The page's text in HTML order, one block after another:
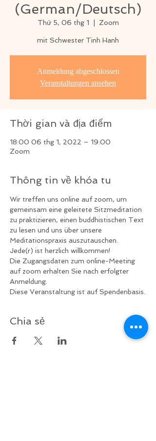
(German/Deutsch)
Thứ 5, 06 thg 1 Zoom
mit Schwester Tinh Hanh
Anmeldung abgeschlossen
Veranstaltungen ansehen
Thời gian và địa điểm
18:00 06 thg 1, 2022 – 19:00
Zoom
Thông tin về khóa tu
Wir treffen uns online auf zoom, um
gemeinsam eine geleitete Sitzmeditation
zu praktizieren, einen buddhistischen Text
zu lesen und uns über unsere
Meditationspraxis auszutauschen.
Jede(r) ist herzlich willkommen!
Die Zugangsdaten zum online-Meeting
auf zoom erhalten Sie nach erfolgter
Anmeldung.
Diese Veranstaltung ist auf Spendenbasis.
Chia sẻ